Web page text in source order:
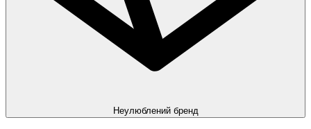
Неулюблений бренд